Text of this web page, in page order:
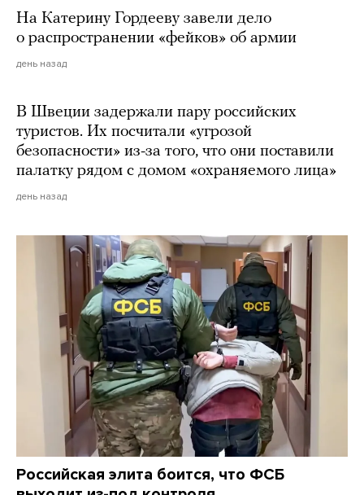
На Катерину Гордееву завели дело
о распространении «фейков» об армии
день назад
В Швеции задержали пару российских
туристов. Их посчитали «угрозой
безопасности» из-за того, что они поставили
палатку рядом с домом «охраняемого лица»
день назад
Российская элита боится, что ФСБ